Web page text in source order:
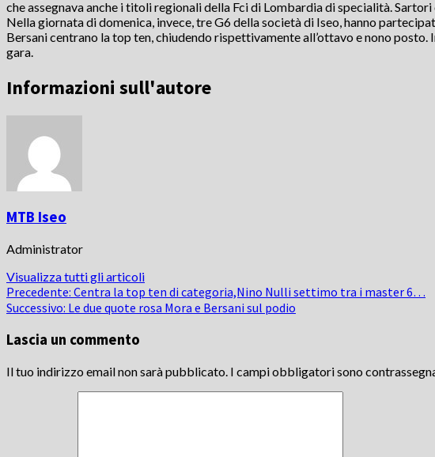
che assegnava anche i titoli regionali della Fci di Lombardia di specialità.
Nella giornata di domenica, invece, tre G6 della società di Iseo, hanno
Bersani centrano la top ten, chiudendo rispettivamente all’ottavo e nono
gara.
Informazioni sull'autore
MTB Iseo
Administrator
Visualizza tutti gli articoli
Navigazione
articolo
Precedente: Centra la top ten di categoria,Nino Nulli settimo tra i master 6…
Successivo: Le due quote rosa Mora e Bersani sul podio
Lascia un commento
Il tuo indirizzo email non sarà pubblicato. I campi obbligatori sono